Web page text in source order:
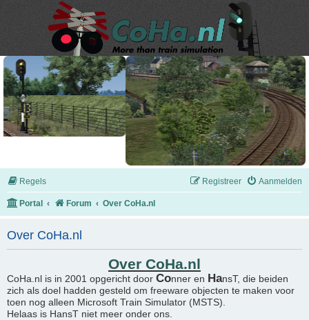
Regels Aanmelden
Registreer
Portal Forum Over CoHa.nl
Over CoHa.nl
Over CoHa.nl
CoHa.nl is in 2001 opgericht door Conner en HansT, die beiden
zich als doel hadden gesteld om freeware objecten te maken voor
toen nog alleen Microsoft Train Simulator (MSTS).
Helaas is HansT niet meer onder ons.